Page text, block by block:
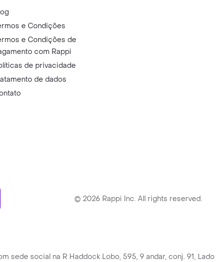
e Condições
e Condições de
com Rappi
de privacidade
de dados
© 2026 Rappi Inc. All rights reserved.
sede social na R Haddock Lobo, 595, 9 andar, conj. 91, Lado